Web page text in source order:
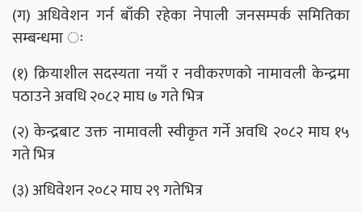
(ग) अधिवेशन गर्न बाँकी रहेका नेपाली जनसम्पर्क समितिका
सम्बन्धमा ः
(१) क्रियाशील सदस्यता नयाँ र नवीकरणको नामावली केन्द्रमा
पठाउने अवधि २०८२ माघ ७ गते भित्र
(२) केन्द्रबाट उक्त नामावली स्वीकृत गर्ने अवधि २०८२ माघ १५
गते भित्र
(३) अधिवेशन २०८२ माघ २९ गतेभित्र